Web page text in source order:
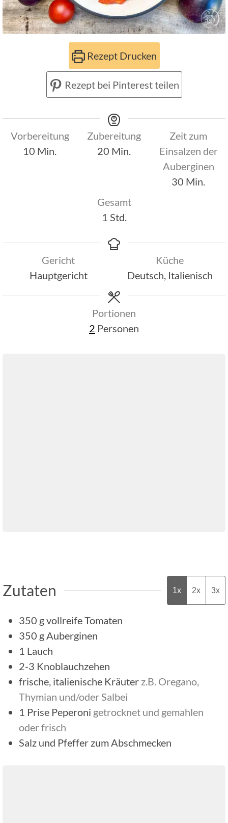
Rezept Drucken
Rezept bei Pinterest teilen
Vorbereitung
10 Minuten
Min.
Zubereitung
20 Minuten
Min.
Zeit zum
Einsalzen der
Auberginen
30 Minuten
Min.
Gesamt
1 Stunde
Std.
Gericht
Hauptgericht
Küche
Deutsch, Italienisch
Portionen
2 Personen
Zutaten 1x 2x 3x
350 gvollreife Tomaten
350 gAuberginen
1 Lauch
2-3 Knoblauchzehen
frische, italienische Kräuter z.B. Oregano,
Thymian und/oder Salbei
1 Prise Peperoni getrocknet und gemahlen
oder frisch
Salz und Pfeffer zum Abschmecken